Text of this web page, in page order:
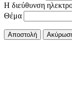
Η διεύθυνση
Θέμα
Αποστολή